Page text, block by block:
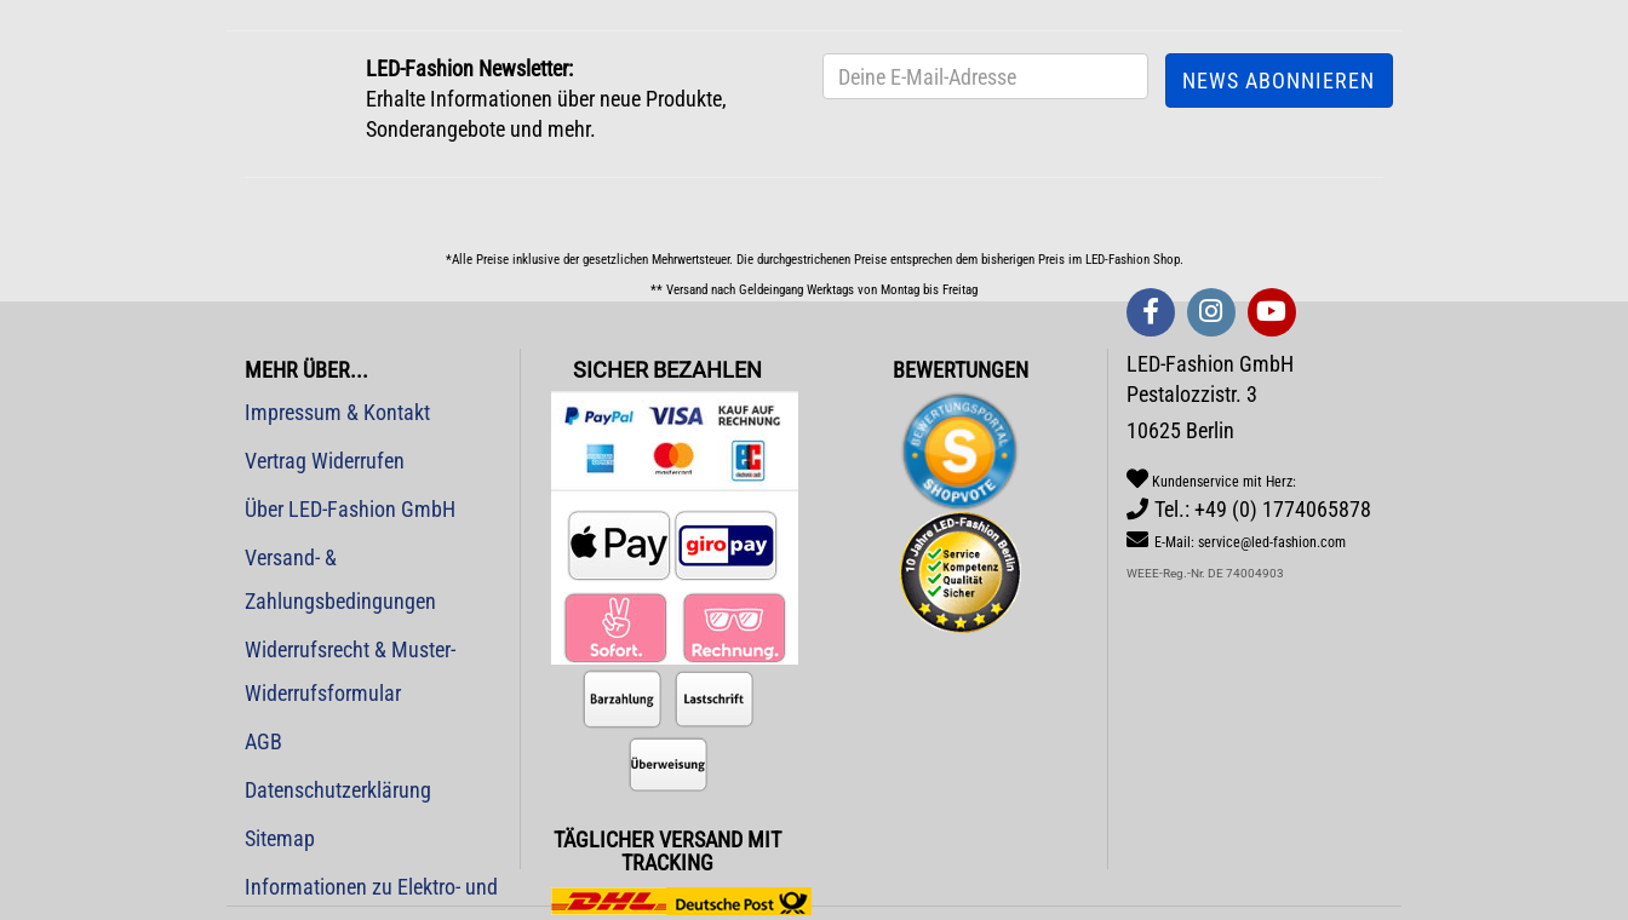
LED-Fashion Newsletter:
Erhalte Informationen über neue Produkte,
Sonderangebote und mehr.
*Alle Preise inklusive der gesetzlichen Mehrwertsteuer. Die durchgestrichenen Preise entsprechen dem bisherigen Preis im LED-Fashion Shop.
** Versand nach Geldeingang Werktags von Montag bis Freitag
MEHR ÜBER...
Impressum & Kontakt
Vertrag Widerrufen
Über LED-Fashion GmbH
Versand- &
Zahlungsbedingungen
Widerrufsrecht & Muster-
Widerrufsformular
AGB
Datenschutzerklärung
Sitemap
Informationen zu Elektro- und
SICHER BEZAHLEN
TÄGLICHER VERSAND MIT
TRACKING
BEWERTUNGEN
LED-Fashion GmbH
Pestalozzistr. 3
10625 Berlin
Kundenservice mit Herz:
Tel.: +49 (0) 1774065878
E-Mail: service@led-fashion.com
WEEE-Reg.-Nr. DE 74004903